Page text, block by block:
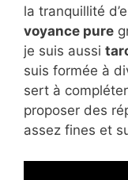
la tranquillité
voyance pure
je suis aussi
suis formée à
sert à
proposer des
assez fines et